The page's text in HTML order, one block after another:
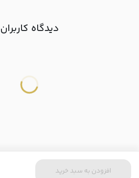
افزودن به سبد خرید
دیدگاه کاربران